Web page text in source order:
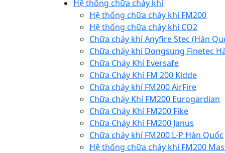
Hệ thống chữa cháy khí
Hệ thống chữa cháy khí FM200
Hệ thống chữa cháy khí CO2
Chữa cháy khí Anyfire Stec (Hàn
Chữa cháy khí Dongsung Finetec
Chữa Cháy Khí Eversafe
Chữa Cháy Khí FM 200 Kidde
Chữa cháy khí FM200 AirFire
Chữa cháy Khí FM200 Eurogardian
Chữa Cháy Khí FM200 Fike
Chữa Cháy Khí FM200 Janus
Chữa cháy khí FM200 L-P Hàn Quốc
Hệ thống chữa cháy khí FM200